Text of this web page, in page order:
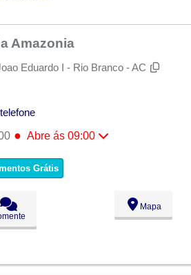
Amazonia
Eduardo I - Rio Branco - AC
● Abre ás 09:00
18:00
18:00
18:00
Grátis
Mapa